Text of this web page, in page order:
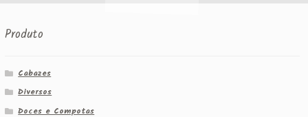
Produto
Cabazes
Diversos
Doces e Compotas